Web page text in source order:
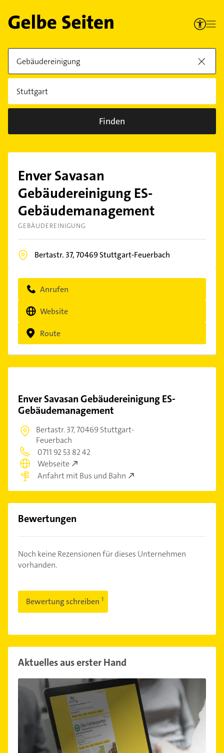
Finden
Enver Savasan
Gebäudereinigung ES-
Gebäudemanagement
GEBÄUDEREINIGUNG
Bertastr. 37,70469Stuttgart-Feuerbach
Anrufen
Website
Route
Enver Savasan Gebäudereinigung ES-
Gebäudemanagement
Bertastr. 37,70469 Stuttgart-
Feuerbach
0711 92 53 82 42
Webseite
Anfahrt mit Bus und Bahn
Bewertungen
Noch keine Rezensionen für dieses Unternehmen
vorhanden.
Bewertung schreiben
Aktuelles aus erster Hand